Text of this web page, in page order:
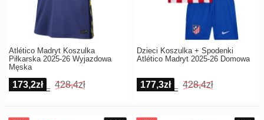
Atlético Madryt Koszulka
Piłkarska 2025-26 Wyjazdowa
Męska
173,2zł 428,4zł
Dzieci Koszulka + Spodenki
Atlético Madryt 2025-26 Domowa
177,3zł 428,4zł